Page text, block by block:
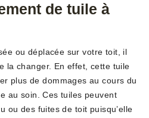
de tuile à
ou déplacée sur votre toit, il
la changer. En effet, cette tuile
plus de dommages au cours du
au soin. Ces tuiles peuvent
ou des fuites de toit puisqu’elle